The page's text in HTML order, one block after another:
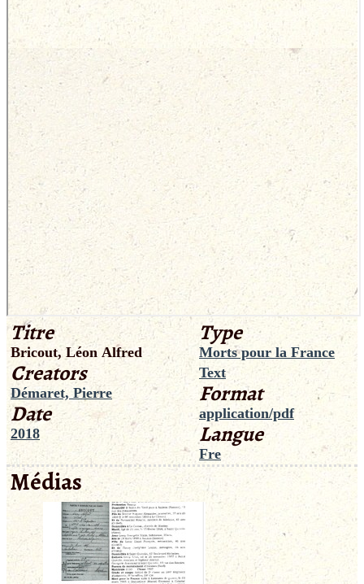
Titre
Bricout, Léon Alfred
Creators
Démaret, Pierre
Date
2018
Type
Morts pour la France
Text
Format
application/pdf
Langue
Fre
Médias